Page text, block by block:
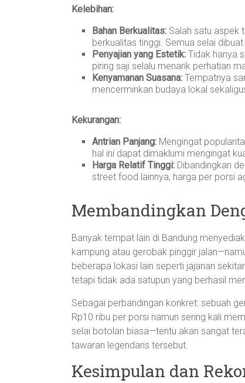
Kelebihan:
Bahan Berkualitas: Salah satu aspek
berkualitas tinggi. Semua selai
Penyajian yang Estetik: Tidak hanya
piring saji selalu menarik perhatian
Kenyamanan Suasana: Tempatnya
mencerminkan budaya lokal
Kekurangan:
Antrian Panjang: Mengingat
hal ini dapat dimaklumi mengingat
Harga Relatif Tinggi: Dibandingkan
street food lainnya, harga per porsi
Membandingkan
Banyak tempat lain di Bandung
kampung atau gerobak pinggir
beberapa lokasi lain seperti jajanan
tetapi tidak ada satupun yang berhasil
Sebagai perbandingan konkret: sebuah
Rp10 ribu per porsi namun sering kali
selai botolan biasa—tentu akan sangat
tawaran legendaris tersebut.
Kesimpulan dan